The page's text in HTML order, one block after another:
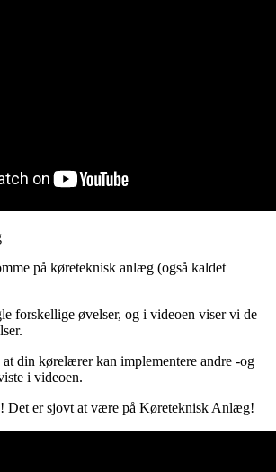
på køreteknisk anlæg (også kaldet
forskellige øvelser, og i videoen viser vi de
din kørelærer kan implementere andre -og
i videoen.
Det er sjovt at være på Køreteknisk Anlæg!